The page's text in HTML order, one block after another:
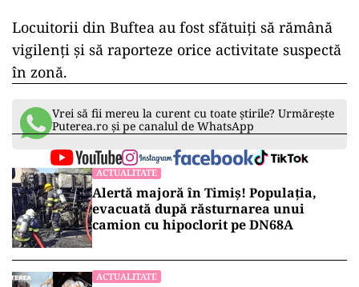
Locuitorii din Buftea au fost sfătuiți să rămână
vigilenți și să raporteze orice activitate suspectă
în zonă.
Vrei să fii mereu la curent cu toate știrile? Urmărește
Puterea.ro și pe canalul de WhatsApp
ACTUALITATE
Alertă majoră în Timiș! Populația,
evacuată după răsturnarea unui
camion cu hipoclorit pe DN68A
ACTUALITATE